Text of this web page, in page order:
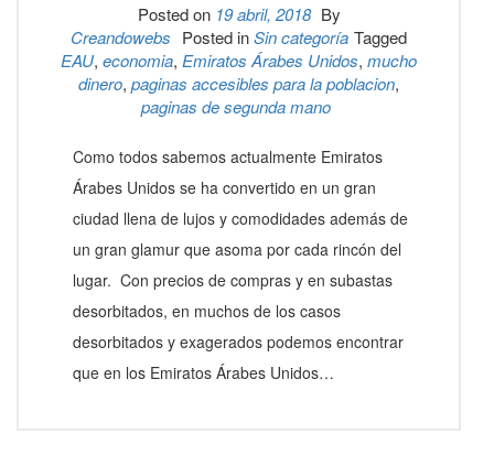
Posted on 19 abril, 2018 By
Creandowebs Posted inSin categoría Tagged
EAU, economia, Emiratos Árabes Unidos, mucho
dinero, paginas accesibles para la poblacion,
paginas de segunda mano
Como todos sabemos actualmente Emiratos
Árabes Unidos se ha convertido en un gran
ciudad llena de lujos y comodidades además de
un gran glamur que asoma por cada rincón del
lugar. Con precios de compras y en subastas
desorbitados, en muchos de los casos
desorbitados y exagerados podemos encontrar
que en los Emiratos Árabes Unidos…